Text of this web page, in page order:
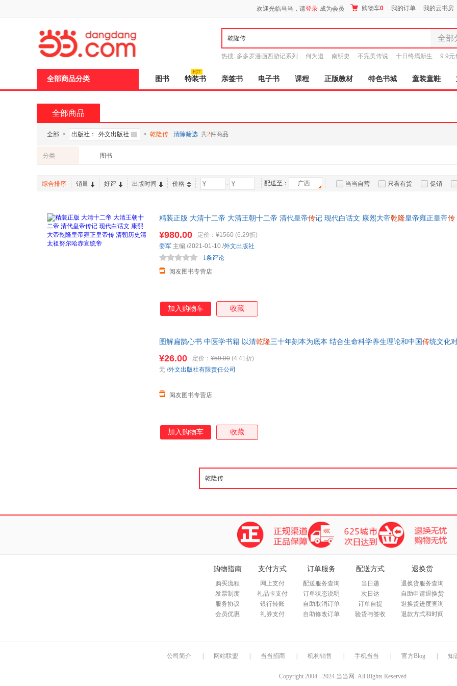
欢迎光临当当，请登录 成为会员 购物车0 我的订单 我的云书房
全部
全部
图书
电子书
家居
服装
热搜: 多多罗漫画西游记系列 何为道 南明史 不完美传说 十日终焉新生 9.9元
全部商品分类 图书 特装书 亲签书 电子书 课程 正版教材 特色书城 童装童鞋
全部商品
全部 > 出版社： 外文出版社 > 乾隆传 清除筛选 共2件商品
分类 图书
综合排序 销量 好评 出版时间 价格 - 配送至： 广西 当当自营 只看有货 促销
精装正版 大清十二帝 大清王朝十二帝 清代皇帝传记 现代白话文 康熙大帝乾隆皇帝雍正皇帝传
¥980.00 定价： ¥1560 (6.29折)
阅友图书专营店
1条评论
姜军 主编 /2021-01-10 /外文出版社
加入购物车 收藏
图解扁鹊心书 中医学书籍 以清乾隆三十年刻本为底本 结合生命科学养生理论和中国 传统文化
¥26.00 定价： ¥59.00 (4.41折)
阅友图书专营店
无 /外文出版社有限责任公司
加入购物车 收藏
页
购物指南
购买流程
发票制度
服务协议
会员优惠
支付方式
网上支付
礼品卡支付
银行转账
礼券支付
订单服务
配送服务查询
订单状态说明
自助取消订单
自助修改订单
配送方式
当日递
次日达
订单自提
验货与签收
退换货
退换货服务查询
自助申请退换货
退换货进度查询
退款方式和时间
公司简介 网站联盟 当当招商 机构销售 手机当当 官方Blog 知
Copyright 2004 - 2024 当当网. All Rights Reserved